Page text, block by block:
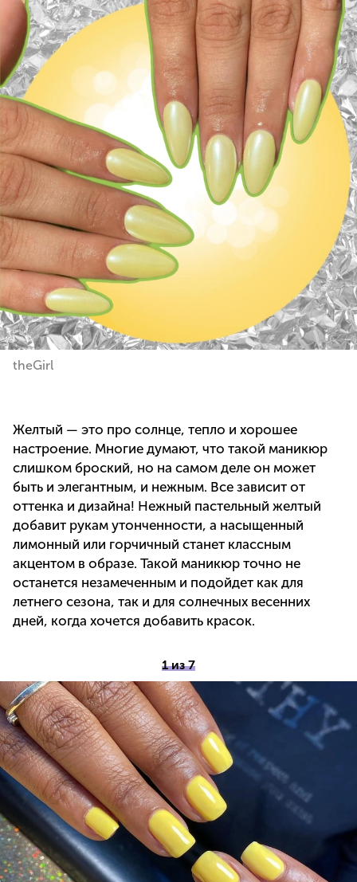
theGirl
Желтый — это про солнце, тепло и хорошее
настроение. Многие думают, что такой маникюр
слишком броский, но на самом деле он может
быть и элегантным, и нежным. Все зависит от
оттенка и дизайна! Нежный пастельный желтый
добавит рукам утонченности, а насыщенный
лимонный или горчичный станет классным
акцентом в образе. Такой маникюр точно не
останется незамеченным и подойдет как для
летнего сезона, так и для солнечных весенних
дней, когда хочется добавить красок.
1 из 7